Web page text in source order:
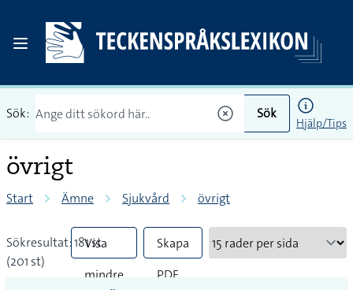
Sök: Sök
Hjälp/Tips
övrigt
Start Ämne Sjukvård övrigt
Sökresultat: 181 st
(201 st)
Visa
mindre
Skapa
PDF